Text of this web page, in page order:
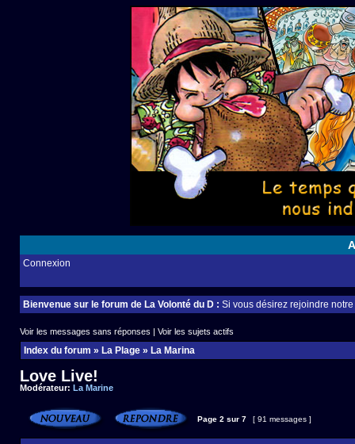
Connexion
Bienvenue sur le forum de La Volonté du D : Si vous désirez rejoindre
Voir les messages sans réponses | Voir les sujets actifs
Index du forum » La Plage » La Marina
Love Live!
Modérateur: La Marine
Page 2 sur 7 [ 91 messages ]